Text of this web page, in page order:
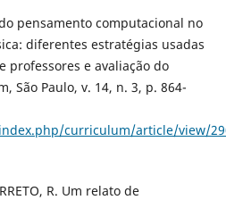
pensamento computacional no
diferentes estratégias usadas
professores e avaliação do
São Paulo, v. 14, n. 3, p. 864-
curriculum/article/view/
R. Um relato de